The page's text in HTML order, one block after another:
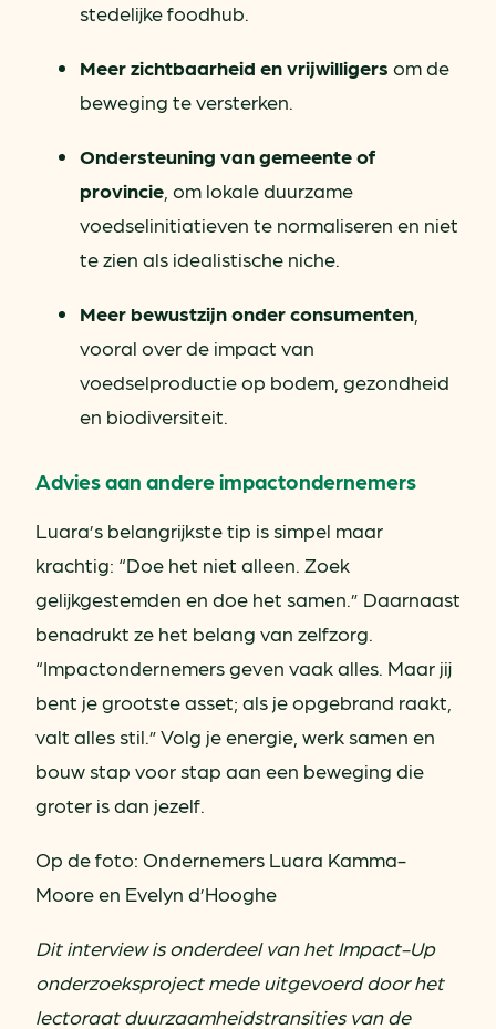
stedelijke foodhub.
Meer zichtbaarheid en vrijwilligers om de
beweging te versterken.
Ondersteuning van gemeente of
provincie , om lokale duurzame
voedselinitiatieven te normaliseren en niet
te zien als idealistische niche.
Meer bewustzijn onder consumenten
vooral over de impact van
voedselproductie op bodem, gezondheid
en biodiversiteit.
Advies aan andere impactondernemers
Luara’s belangrijkste tip is simpel maar
krachtig: “Doe het niet alleen. Zoek
gelijkgestemden en doe het samen.” Daarnaast
benadrukt ze het belang van zelfzorg.
“Impactondernemers geven vaak alles. Maar jij
bent je grootste asset; als je opgebrand raakt,
valt alles stil.” Volg je energie, werk samen en
bouw stap voor stap aan een beweging die
groter is dan jezelf.
Op de foto: Ondernemers Luara Kamma-
Moore en Evelyn d’Hooghe
Dit interview is onderdeel van het Impact-Up
onderzoeksproject mede uitgevoerd door het
lectoraat duurzaamheidstransities van de